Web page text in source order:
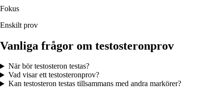
Fokus
Enskilt prov
Vanliga frågor om testosteronprov
När bör testosteron testas?
Vad visar ett testosteronprov?
Kan testosteron testas tillsammans med andra markörer?